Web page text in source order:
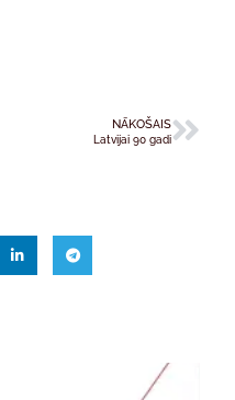
NĀKOŠAIS
Latvijai 90 gadi